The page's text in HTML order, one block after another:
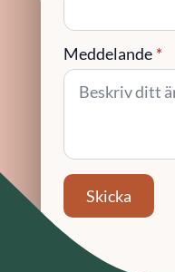
Meddelande *
Skicka